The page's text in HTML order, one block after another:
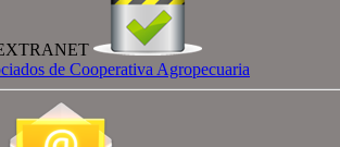
de Cooperativa Agropecuaria